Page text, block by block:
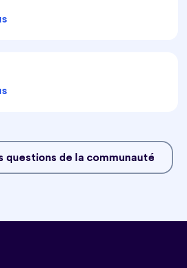
questions de la communauté